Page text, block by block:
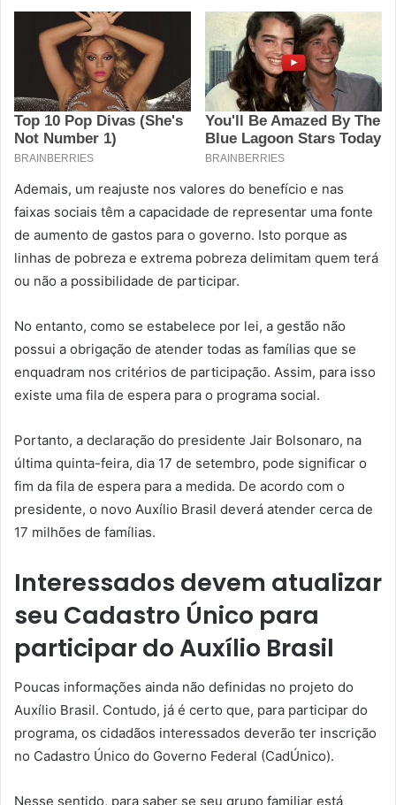
Ademais, um reajuste nos valores do benefício e nas
faixas sociais têm a capacidade de representar uma fonte
de aumento de gastos para o governo. Isto porque as
linhas de pobreza e extrema pobreza delimitam quem terá
ou não a possibilidade de participar.
No entanto, como se estabelece por lei, a gestão não
possui a obrigação de atender todas as famílias que se
enquadram nos critérios de participação. Assim, para isso
existe uma fila de espera para o programa social.
Portanto, a declaração do presidente Jair Bolsonaro, na
última quinta-feira, dia 17 de setembro, pode significar o
fim da fila de espera para a medida. De acordo com o
presidente, o novo Auxílio Brasil deverá atender cerca de
17 milhões de famílias.
Interessados devem atualizar
seu Cadastro Único para
participar do Auxílio Brasil
Poucas informações ainda não definidas no projeto do
Auxílio Brasil. Contudo, já é certo que, para participar do
programa, os cidadãos interessados deverão ter inscrição
no Cadastro Único do Governo Federal (CadÚnico).
Nesse sentido, para saber se seu grupo familiar está